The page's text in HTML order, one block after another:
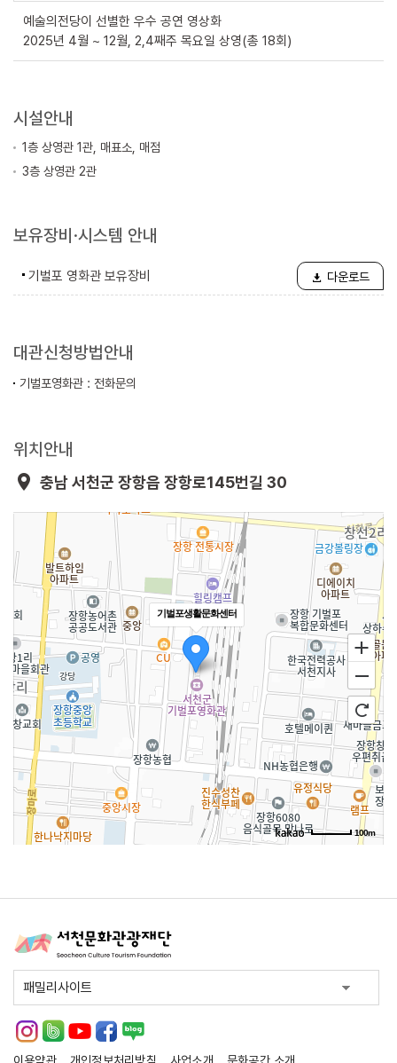
예술의전당이 선별한 우수 공연 영상화
2025년 4월 ~ 12월, 2,4째주 목요일 상영(총 18회)
시설안내
1층 상영관 1관, 매표소, 매점
3층 상영관 2관
보유장비·시스템 안내
기벌포 영화관 보유장비 다운로드
대관신청방법안내
기벌포영화관 : 전화문의
위치안내
충남 서천군 장항읍 장항로145번길 30
기벌포생활문화센터
100m
주소
충남 서천군 장항읍 장항로145번길 30 미디어문화센터
전화
041-956-7930
이용약관 개인정보처리방침 사업소개 문화공간 소개